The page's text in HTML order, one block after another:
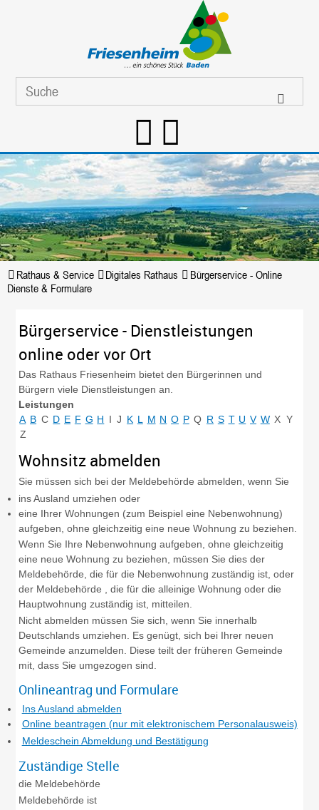
Rathaus & Service Digitales Rathaus
Bürgerservice - Online
Dienste & Formulare
Bürgerservice - Dienstleistungen
online oder vor Ort
Das Rathaus Friesenheim bietet den Bürgerinnen und
Bürgern viele Dienstleistungen an.
Leistungen
A B C D E F G H I J K L M N O P Q R S T U V W X Y
Z
Wohnsitz abmelden
Sie müssen sich bei der Meldebehörde abmelden, wenn Sie
ins Ausland umziehen oder
eine Ihrer Wohnungen (zum Beispiel eine Nebenwohnung)
aufgeben, ohne gleichzeitig eine neue Wohnung zu beziehen.
Wenn Sie Ihre Nebenwohnung aufgeben, ohne gleichzeitig
eine neue Wohnung zu beziehen, müssen Sie dies der
Meldebehörde, die für die Nebenwohnung zuständig ist, oder
der Meldebehörde , die für die alleinige Wohnung oder die
Hauptwohnung zuständig ist, mitteilen.
Nicht abmelden müssen Sie sich, wenn Sie innerhalb
Deutschlands umziehen. Es genügt, sich bei Ihrer neuen
Gemeinde anzumelden. Diese teilt der früheren Gemeinde
mit, dass Sie umgezogen sind.
Onlineantrag und Formulare
Ins Ausland abmelden
Online beantragen (nur mit elektronischem Personalausweis)
Meldeschein Abmeldung und Bestätigung
Zuständige Stelle
die Meldebehörde
Meldebehörde ist